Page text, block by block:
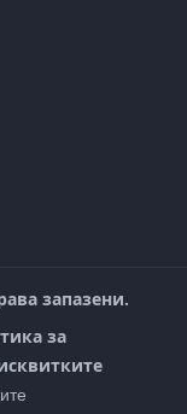
запазени.
за